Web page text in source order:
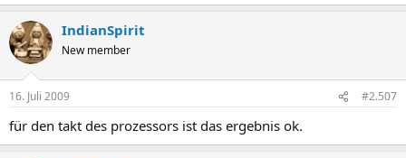
IndianSpirit
New member
16. Juli 2009 #2.507
für den takt des prozessors ist das ergebnis ok.